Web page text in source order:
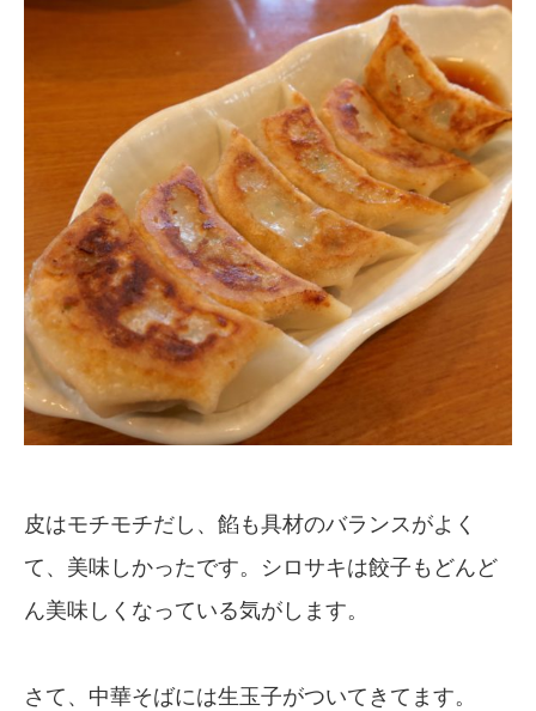
皮はモチモチだし、餡も具材のバランスがよく
て、美味しかったです。シロサキは餃子もどんど
ん美味しくなっている気がします。
さて、中華そばには生玉子がついてきてます。